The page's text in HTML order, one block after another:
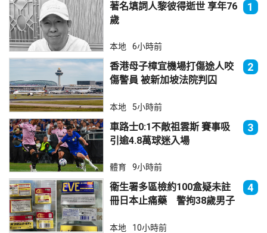
著名填詞人黎彼得逝世 享年76
歲
1
本地 6小時前
香港母子樟宜機場打傷途人咬
傷警員 被新加坡法院判囚
2
本地 5小時前
車路士0:1不敵祖雲斯 賽事吸
引逾4.8萬球迷入場
3
體育 9小時前
衞生署多區檢約100盒疑未註
冊日本止痛藥 警拘38歲男子
4
本地 10小時前